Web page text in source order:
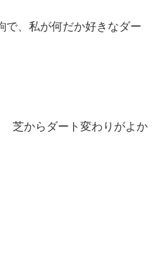
で、私が何だか好きなダー
芝からダート変わりがよか